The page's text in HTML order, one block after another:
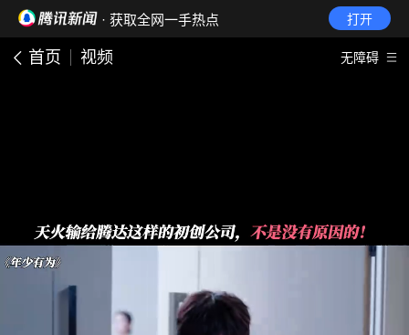
· 获取全网一手热点 打开
首页 视频 无障碍